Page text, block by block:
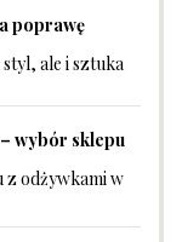
poprawę
ale i sztuka
wybór sklepu
z odżywkami w